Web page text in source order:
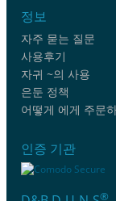
정보
자주 묻는 질문
사용후기
자귀 ~의 사용
은둔 정책
어떻게 에게 주문
인증 기관
®